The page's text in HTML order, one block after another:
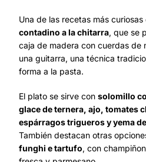
Una de las recetas más curiosas
contadino a la chitarra, que se
caja de madera con cuerdas de
una guitarra, una técnica
forma a la pasta.
El plato se sirve con solomillo
glace de ternera, ajo, tomates
espárragos trigueros y yema
También destacan otras
funghi e tartufo, con